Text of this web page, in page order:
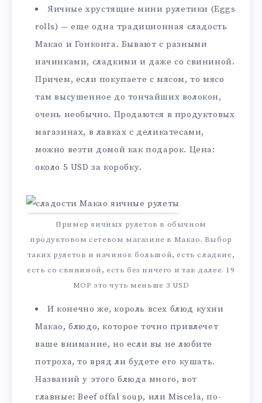
Яичные хрустящие мини рулетики (Eggs
rolls) — еще одна традиционная сладость
Макао и Гонконга. Бывают с разными
начинками, сладкими и даже со свининой.
Причем, если покупаете с мясом, то мясо
там высушенное до тончайших волокон,
очень необычно. Продаются в продуктовых
магазинах, в лавках с деликатесами,
можно везти домой как подарок. Цена:
около 5 USD за коробку.
Пример яичных рулетов в обычном
продуктовом сетевом магазине в Макао. Выбор
таких рулетов и начинок большой, есть сладкие,
есть со свининой, есть без ничего и так далее. 19
MOP это чуть меньше 3 USD
И конечно же, король всех блюд кухни
Макао, блюдо, которое точно привлечет
ваше внимание, но если вы не любите
потроха, то вряд ли будете его кушать.
Названий у этого блюда много, вот
главные: Beef offal soup, или Miscela, по-